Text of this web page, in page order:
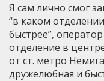
Я сам лично смог
“в каком
быстрее”,
отделение в
от ст. метро
дружелюбная и